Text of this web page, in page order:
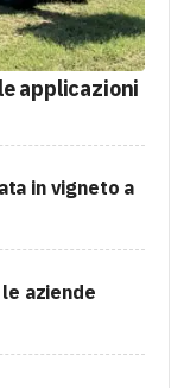
applicazioni
in vigneto a
aziende